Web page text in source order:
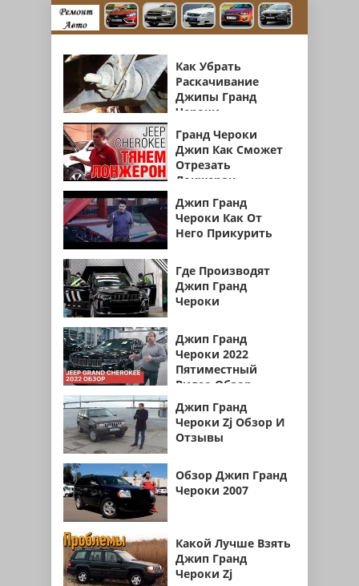
Как Убрать
Раскачивание
Джипы Гранд
Чероки
Гранд Чероки
Джип Как Сможет
Отрезать
Лонжерон
Джип Гранд
Чероки Как От
Него Прикурить
Где Производят
Джип Гранд
Чероки
Джип Гранд
Чероки 2022
Пятиместный
Видео Обзор
Джип Гранд
Чероки Zj Обзор И
Отзывы
Обзор Джип Гранд
Чероки 2007
Какой Лучше Взять
Джип Гранд
Чероки Zj